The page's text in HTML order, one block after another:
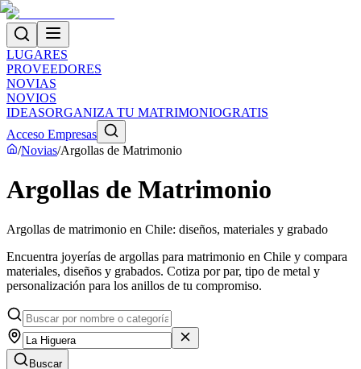
LUGARES
PROVEEDORES
NOVIAS
NOVIOS
IDEASORGANIZA TU MATRIMONIOGRATIS
Acceso Empresas
/Novias/Argollas de Matrimonio
Argollas de Matrimonio
Argollas de matrimonio en Chile: diseños, materiales y grabado
Encuentra joyerías de argollas para matrimonio en Chile y compara
materiales, diseños y grabados. Cotiza por par, tipo de metal y
personalización para los anillos de tu compromiso.
Buscar